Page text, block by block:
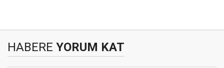
HABERE YORUM KAT